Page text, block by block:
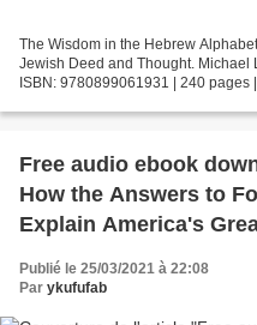
The Wisdom in the Hebrew
Jewish Deed and Thought. Michael
ISBN: 9780899061931 | 240
Free audio ebook
How the Answers to
Explain America's
by Marc
literature) CHM
Publié le 25/03/2021 à 22:08
Par ykufufab